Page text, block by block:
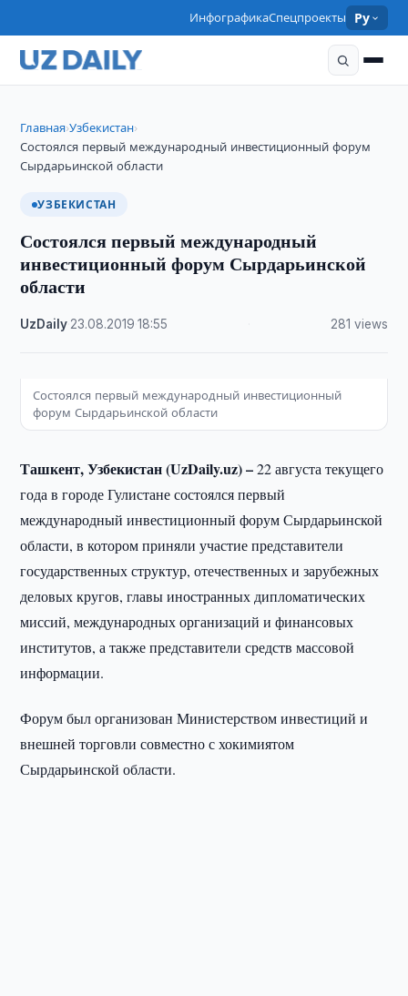
ИнфографикаСпецпроекты Ру
Главная›Узбекистан›
Состоялся первый международный инвестиционный форум
Сырдарьинской области
УЗБЕКИСТАН
Состоялся первый международный
инвестиционный форум Сырдарьинской
области
UzDaily 23.08.2019 ·18:55 281 views
Состоялся первый международный инвестиционный
форум Сырдарьинской области
Ташкент, Узбекистан (UzDaily.uz) –22 августа текущего
года в городе Гулистане состоялся первый
международный инвестиционный форум Сырдарьинской
области, в котором приняли участие представители
государственных структур, отечественных и зарубежных
деловых кругов, главы иностранных дипломатических
миссий, международных организаций и финансовых
институтов, а также представители средств массовой
информации.
Форум был организован Министерством инвестиций и
внешней торговли совместно с хокимиятом
Сырдарьинской области.